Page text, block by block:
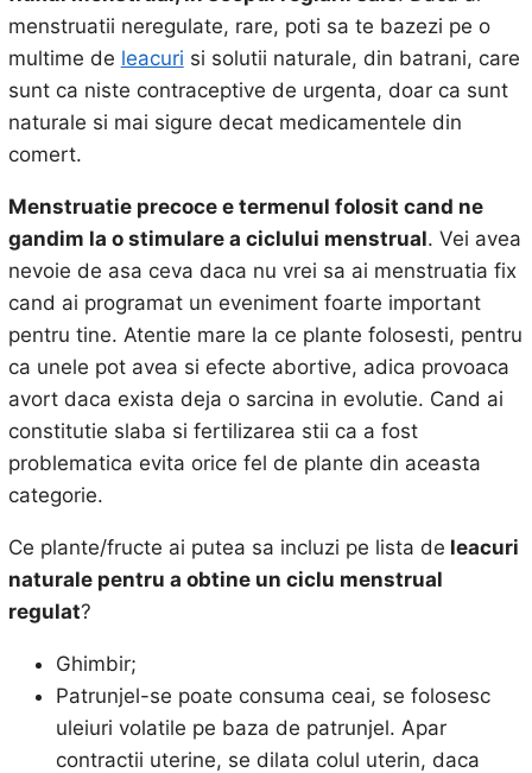
menstruatii neregulate, rare, poti sa te bazezi pe o
multime de leacuri si solutii naturale, din batrani, care
sunt ca niste contraceptive de urgenta, doar ca sunt
naturale si mai sigure decat medicamentele din
comert.
Menstruatie precoce e termenul folosit cand ne
gandim la o stimulare a ciclului menstrual. Vei avea
nevoie de asa ceva daca nu vrei sa ai menstruatia fix
cand ai programat un eveniment foarte important
pentru tine. Atentie mare la ce plante folosesti, pentru
ca unele pot avea si efecte abortive, adica provoaca
avort daca exista deja o sarcina in evolutie. Cand ai
constitutie slaba si fertilizarea stii ca a fost
problematica evita orice fel de plante din aceasta
categorie.
Ce plante/fructe ai putea sa incluzi pe lista de leacuri
naturale pentru a obtine un ciclu menstrual
regulat?
Ghimbir;
Patrunjel-se poate consuma ceai, se folosesc
uleiuri volatile pe baza de patrunjel. Apar
contractii uterine, se dilata colul uterin, daca